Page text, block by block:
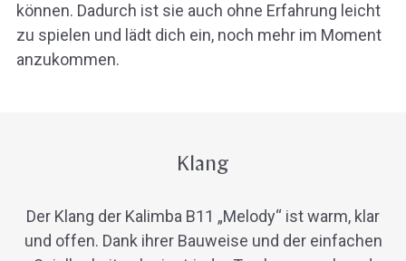
können. Dadurch ist sie auch ohne Erfahrung leicht
zu spielen und lädt dich ein, noch mehr im Moment
anzukommen.
Klang
Der Klang der Kalimba B11 „Melody“ ist warm, klar
und offen. Dank ihrer Bauweise und der einfachen